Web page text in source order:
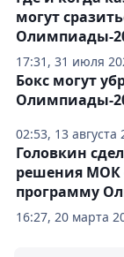
17:31, 31 июля
могут
Олимпиады-
02:53, 13 августа
Бокс могут
Олимпиады-
16:27, 20 марта
Головкин
решения МОК
программу